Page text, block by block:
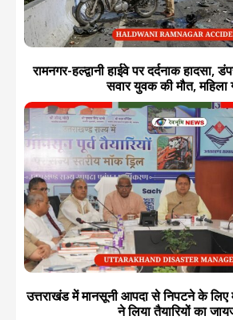
रामनगर-हल्द्वानी हाईवे पर दर्दनाक
सवार युवक की मौत, महिला
उत्तराखंड में मानसूनी आपदा से निपटने के लिए
ने लिया तैयारियों का